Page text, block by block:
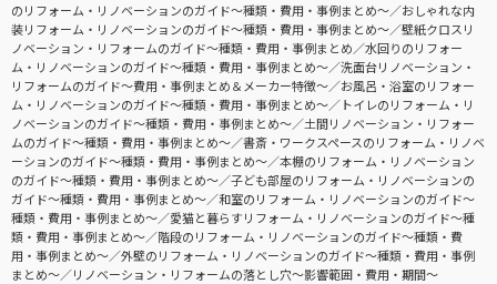
のリフォーム・リノベーションのガイド〜種類・費用・事例まとめ〜
おしゃれな内
装リフォーム・リノベーションのガイド〜種類・費用・事例まとめ〜
壁紙クロスリ
ノベーション・リフォームのガイド〜種類・費用・事例まとめ
水回りのリフォー
ム・リノベーションのガイド〜種類・費用・事例まとめ〜
洗面台リノベーション・
リフォームのガイド〜費用・事例まとめ＆メーカー特徴〜
お風呂・浴室のリフォー
ム・リノベーションのガイド〜種類・費用・事例まとめ〜
トイレのリフォーム・リ
ノベーションのガイド〜種類・費用・事例まとめ〜
土間リノベーション・リフォー
ムのガイド〜種類・費用・事例まとめ〜
書斎・ワークスペースのリフォーム・リノベ
ーションのガイド〜種類・費用・事例まとめ〜
本棚のリフォーム・リノベーション
のガイド〜種類・費用・事例まとめ〜
子ども部屋のリフォーム・リノベーションの
ガイド〜種類・費用・事例まとめ〜
和室のリフォーム・リノベーションのガイド〜
種類・費用・事例まとめ〜
愛猫と暮らすリフォーム・リノベーションのガイド〜種
類・費用・事例まとめ〜
階段のリフォーム・リノベーションのガイド〜種類・費
用・事例まとめ〜
外壁のリフォーム・リノベーションのガイド〜種類・費用・事例
まとめ〜
リノベーション・リフォームの落とし穴～影響範囲・費用・期間～